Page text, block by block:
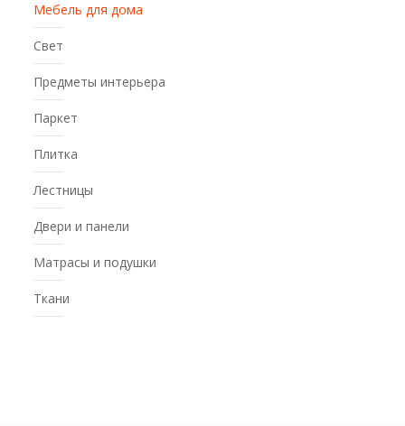
Мебель для дома
Свет
Предметы интерьера
Паркет
Плитка
Лестницы
Двери и панели
Матрасы и подушки
Ткани